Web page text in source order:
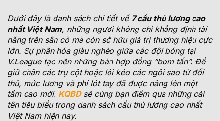
Dưới đây là danh sách chi tiết về 7 cầu thủ lương cao
nhất Việt Nam, những người không chỉ khẳng định tài
năng trên sân cỏ mà còn sở hữu giá trị thương hiệu cực
lớn. Sự phân hóa giàu nghèo giữa các đội bóng tại
V.League tạo nên những bản hợp đồng “bom tấn”. Để
giữ chân các trụ cột hoặc lôi kéo các ngôi sao từ đối
thủ, mức lương và phí lót tay đã được nâng lên một
tầm cao mới. KQBDsẽ cùng bạn điểm qua những cái
tên tiêu biểu trong danh sách cầu thủ lương cao nhất
Việt Nam hiện nay.